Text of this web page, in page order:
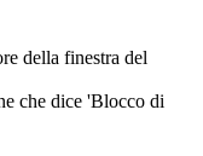
della finestra del
che dice 'Blocco di